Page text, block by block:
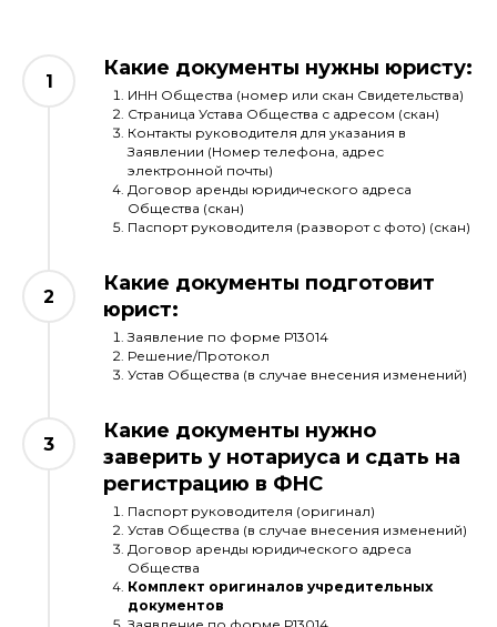
Какие документы нужны юристу:
ИНН Общества (номер или скан Свидетельства)
Страница Устава Общества с адресом (скан)
Контакты руководителя для указания в
Заявлении (Номер телефона, адрес
электронной почты)
Договор аренды юридического адреса
Общества (скан)
Паспорт руководителя (разворот с фото) (скан)
Какие документы подготовит
юрист:
Заявление по форме Р13014
Решение/Протокол
Устав Общества (в случае внесения изменений)
Какие документы нужно
заверить у нотариуса и сдать на
регистрацию в ФНС
Паспорт руководителя (оригинал)
Устав Общества (в случае внесения изменений)
Договор аренды юридического адреса
Общества
Комплект оригиналов учредительных
документов